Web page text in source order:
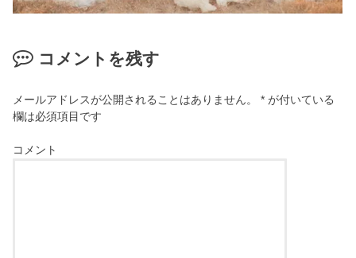
コメントを残す
メールアドレスが公開されることはありません。 * が付いている
欄は必須項目です
コメント